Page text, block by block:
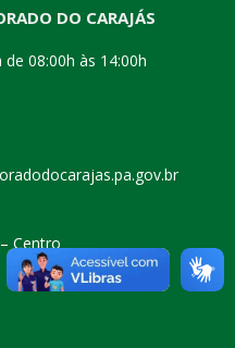
DO CARAJÁS
08:00h às 14:00h
Centro